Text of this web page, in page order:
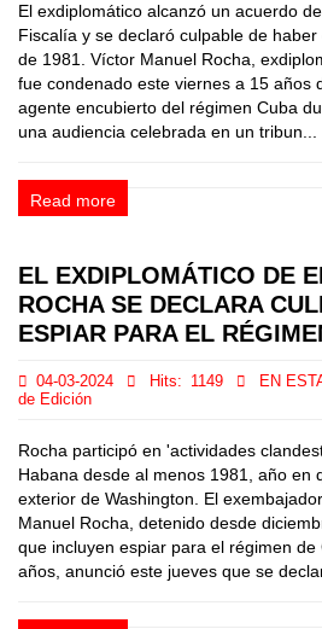
El exdiplomático alcanzó un acuerdo
Fiscalía y se declaró culpable de
de 1981. Víctor Manuel Rocha,
fue condenado este viernes a 15 años
agente encubierto del régimen Cuba
una audiencia celebrada en un tribun...
Read more
EL EXDIPLOMÁTICO DE
ROCHA SE DECLARA
ESPIAR PARA EL
04-03-2024 Hits: 1149 EN
de Edición
Rocha participó en 'actividades
Habana desde al menos 1981, año en
exterior de Washington. El
Manuel Rocha, detenido desde
que incluyen espiar para el régimen
años, anunció este jueves que se